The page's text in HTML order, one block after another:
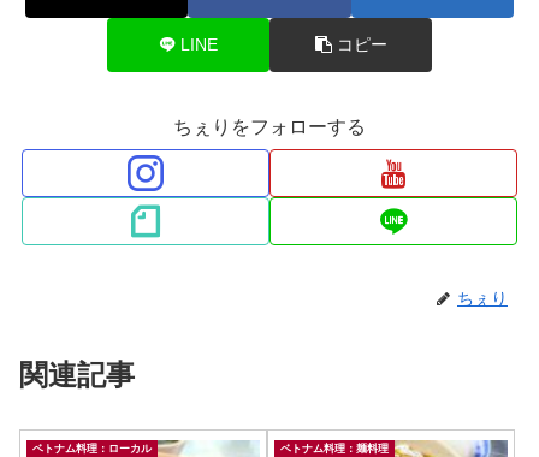
LINE コピー
ちぇりをフォローする
ちぇり
関連記事
ベトナム料理：ローカル ベトナム料理：麺料理